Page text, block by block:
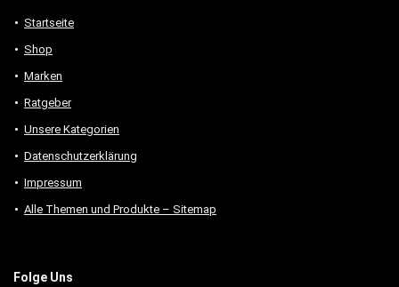
Startseite
Shop
Marken
Ratgeber
Unsere Kategorien
Datenschutzerklärung
Impressum
Alle Themen und Produkte – Sitemap
Folge Uns